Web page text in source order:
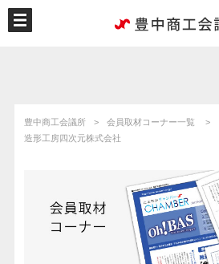
豊中商工会議所 会員取材コーナー一覧
造形工房四次元株式会社